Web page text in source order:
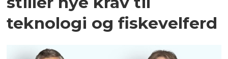
teknologi og fiskevelferd